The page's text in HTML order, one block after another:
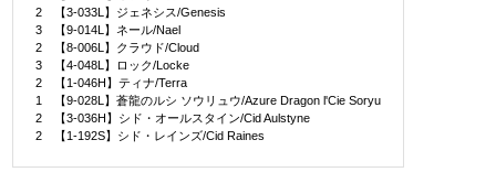
2 【3-033L】ジェネシス/Genesis
3 【9-014L】ネール/Nael
2 【8-006L】クラウド/Cloud
3 【4-048L】ロック/Locke
2 【1-046H】ティナ/Terra
1 【9-028L】蒼龍のルシ ソウリュウ/Azure Dragon l'Cie Soryu
2 【3-036H】シド・オールスタイン/Cid Aulstyne
2 【1-192S】シド・レインズ/Cid Raines